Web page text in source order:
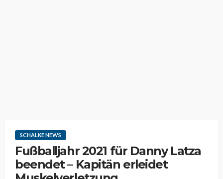
SCHALKE NEWS
Fußballjahr 2021 für Danny Latza
beendet – Kapitän erleidet